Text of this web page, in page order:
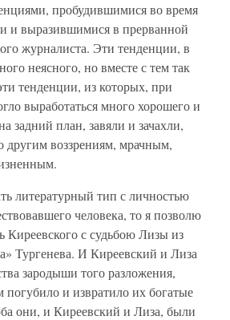
пробудившимися во время
и выразившимися в прерванной
журналиста. Эти тенденции, в
неясного, но вместе с тем так
тенденции, из которых, при
выработаться много хорошего и
задний план, завяли и зачахли,
другим воззрениям, мрачным,
литературный тип с личностью
человека, то я позволю
Киреевского с судьбою Лизы из
Тургенева. И Киреевский и Лиза
зародыши того разложения,
погубило и извратило их богатые
они, и Киреевский и Лиза, были